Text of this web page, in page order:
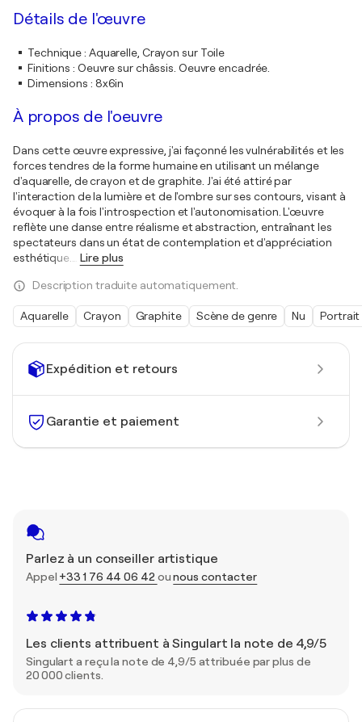
Expédition et retours
Garantie et paiement
Parlez à un conseiller artistique
Appel +33 1 76 44 06 42 ounous contacter
Les clients attribuent à Singulart la note de 4,9/5
Singulart a reçu la note de 4,9/5 attribuée par plus de
20 000 clients.
Détails de l'œuvre
Technique: Aquarelle, Crayon sur Toile
Finitions : Oeuvre sur châssis. Oeuvre encadrée.
Dimensions : 8x6in
À propos de l'oeuvre
Dans cette œuvre expressive, j'ai façonné les vulnérabilités et les
forces tendres de la forme humaine en utilisant un mélange
d'aquarelle, de crayon et de graphite. J'ai été attiré par
l'interaction de la lumière et de l'ombre sur ses contours, visant à
évoquer à la fois l'introspection et l'autonomisation. L'œuvre
reflète une danse entre réalisme et abstraction, entraînant les
spectateurs dans un état de contemplation et d'appréciation
esthétique.
Lire plus
Description traduite automatiquement.
Aquarelle Crayon Graphite Scène de genre Nu Portrait